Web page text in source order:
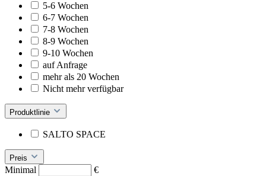
5-6 Wochen
6-7 Wochen
7-8 Wochen
8-9 Wochen
9-10 Wochen
auf Anfrage
mehr als 20 Wochen
Nicht mehr verfügbar
Produktlinie
SALTO SPACE
Preis
Minimal
€